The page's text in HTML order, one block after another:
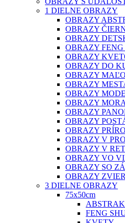
1 DIELNE OBRAZY
OBRAZY
OBRAZY
OBRAZY
OBRAZY
OBRAZY
OBRAZY DO
OBRAZY
OBRAZY
OBRAZY
OBRAZY
OBRAZY
OBRAZY
OBRAZY
OBRAZY V
OBRAZY V
OBRAZY VO
OBRAZY SO
OBRAZY
3 DIELNE OBRAZY
75x50cm
FENG